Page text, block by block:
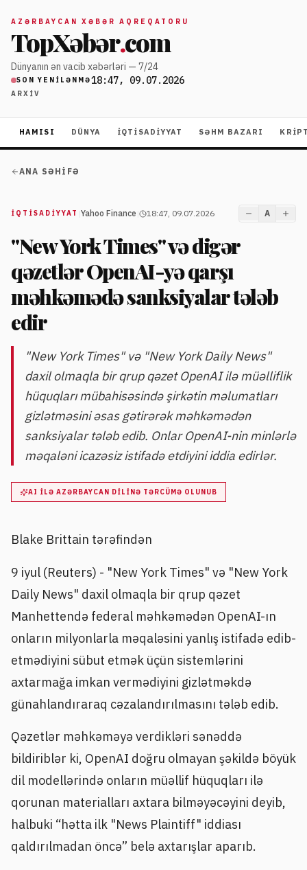
AZƏRBAYCAN XƏBƏR AQREQATORU
TopXəbər.com
Dünyanın ən vacib xəbərləri — 7/24
SON YENILƏNMƏ18:47, 09.07.2026
ARXIV
HAMISI DÜNYA İQTISADIYYAT SƏHM BAZARI
ANA SƏHIFƏ
İQTISADIYYAT Yahoo Finance 18:47, 09.07.2026 A
"New York Times" və digər
qəzetlər OpenAI-yə qarşı
məhkəmədə sanksiyalar tələb
edir
"New York Times" və "New York Daily News"
daxil olmaqla bir qrup qəzet OpenAI ilə müəlliflik
hüquqları mübahisəsində şirkətin məlumatları
gizlətməsini əsas gətirərək məhkəmədən
sanksiyalar tələb edib. Onlar OpenAI-nin minlərlə
məqaləni icazəsiz istifadə etdiyini iddia edirlər.
AI ILƏ AZƏRBAYCAN DILINƏ TƏRCÜMƏ OLUNUB
Blake Brittain tərəfindən
9 iyul (Reuters) - "New York Times" və "New York
Daily News" daxil olmaqla bir qrup qəzet
Manhettendə federal məhkəmədən OpenAI-ın
onların milyonlarla məqaləsini yanlış istifadə edib-
etmədiyini sübut etmək üçün sistemlərini
axtarmağa imkan vermədiyini gizlətməkdə
günahlandıraraq cəzalandırılmasını tələb edib.
Qəzetlər məhkəməyə verdikləri sənəddə
bildiriblər ki, OpenAI doğru olmayan şəkildə böyük
dil modellərində onların müəllif hüquqları ilə
qorunan materialları axtara bilməyəcəyini deyib,
halbuki “hətta ilk "News Plaintiff" iddiası
qaldırılmadan öncə” belə axtarışlar aparıb.